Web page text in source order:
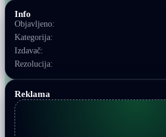
Info
Objavljeno:
Kategorija:
Izdavač:
Rezolucija:
Reklama